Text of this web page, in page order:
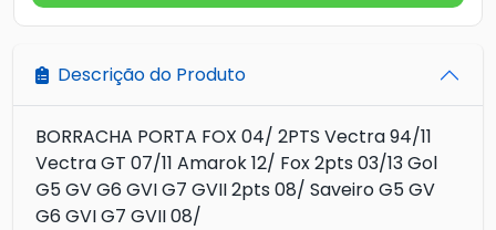
Descrição do Produto
BORRACHA PORTA FOX 04/ 2PTS Vectra 94/11
Vectra GT 07/11 Amarok 12/ Fox 2pts 03/13 Gol
G5 GV G6 GVI G7 GVII 2pts 08/ Saveiro G5 GV
G6 GVI G7 GVII 08/